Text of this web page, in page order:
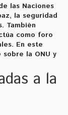
las Naciones
la seguridad
. También
como foro
En este
sobre la ONU y
a la